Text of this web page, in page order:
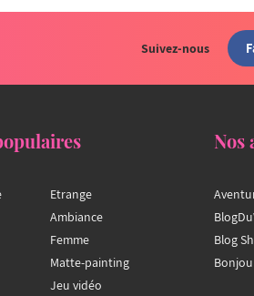
Suivez-nous
Etrange
Ambiance
Femme
Matte-painting
Jeu vidéo
Nos
Blog